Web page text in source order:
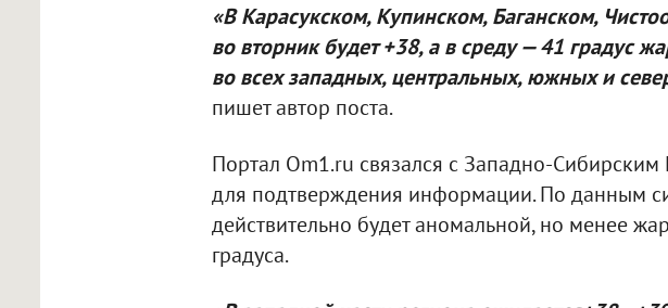
«В Карасукском, Купинском, Баганском,
во вторник будет +38, а в среду — 41 градус
во всех западных, центральных, южных и
пишет автор поста.
Портал Om1.ru связался с Западно-
для подтверждения информации. По данным
действительно будет аномальной, но менее
градуса.